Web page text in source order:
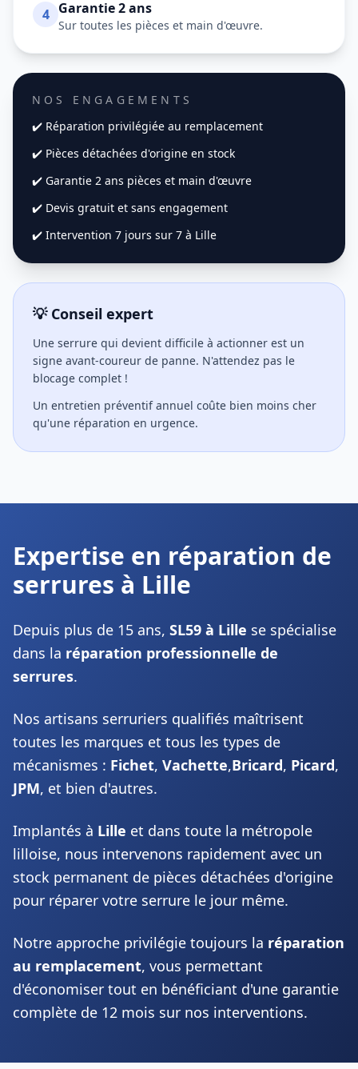
4 Garantie 2 ans
Sur toutes les pièces et main d'œuvre.
NOS ENGAGEMENTS
✔️ Réparation privilégiée au remplacement
✔️ Pièces détachées d'origine en stock
✔️ Garantie 2 ans pièces et main d'œuvre
✔️ Devis gratuit et sans engagement
✔️ Intervention 7 jours sur 7 à Lille
💡 Conseil expert
Une serrure qui devient difficile à actionner est un
signe avant-coureur de panne. N'attendez pas le
blocage complet !
Un entretien préventif annuel coûte bien moins cher
qu'une réparation en urgence.
Expertise en réparation de
serrures à Lille
Depuis plus de 15 ans, SL59 à Lille se spécialise
dans la réparation professionnelle de
serrures.
Nos artisans serruriers qualifiés maîtrisent
toutes les marques et tous les types de
mécanismes : Fichet, Vachette,Bricard, Picard,
JPM, et bien d'autres.
Implantés à Lille et dans toute la métropole
lilloise, nous intervenons rapidement avec un
stock permanent de pièces détachées d'origine
pour réparer votre serrure le jour même.
Notre approche privilégie toujours la réparation
au remplacement, vous permettant
d'économiser tout en bénéficiant d'une garantie
complète de 12 mois sur nos interventions.